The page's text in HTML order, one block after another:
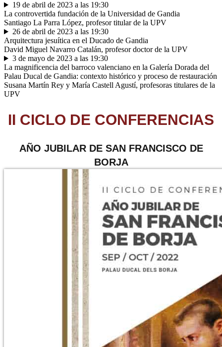
19 de abril de 2023 a las 19:30
La controvertida fundación de la Universidad de Gandia
Santiago La Parra López, profesor titular de la UPV
26 de abril de 2023 a las 19:30
Arquitectura jesuítica en el Ducado de Gandia
David Miguel Navarro Catalán, profesor doctor de la UPV
3 de mayo de 2023 a las 19:30
La magnificencia del barroco valenciano en la Galería Dorada del
Palau Ducal de Gandia: contexto histórico y proceso de restauración
Susana Martín Rey y María Castell Agustí, profesoras titulares de la
UPV
II CICLO DE CONFERENCIAS
AÑO JUBILAR DE SAN FRANCISCO DE
BORJA